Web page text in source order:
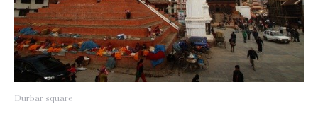
Durbar square